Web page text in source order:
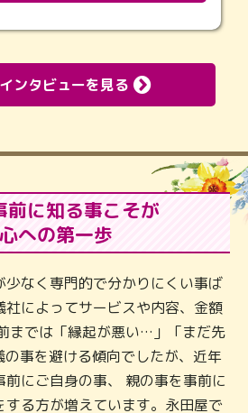
ンタビューを見る
前に知る事こそが
への第一歩
少なく専門的で分かりにくい事ば
社によってサービスや内容、金額
までは「縁起が悪い…」「まだ先
事を避ける傾向でしたが、近年
にご自身の事、 親の事を事前に
する方が増えています。永田屋で